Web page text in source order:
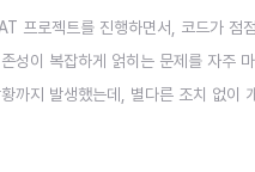
프로젝트를 진행하면서, 코드가
성이 복잡하게 얽히는 문제를 자주
까지 발생했는데, 별다른 조치 없이